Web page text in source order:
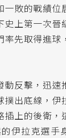
敗的戰績位
上第一次晉
先取得進球
反擊，迅速
出底線，伊
上的後衛，
伊拉克選手